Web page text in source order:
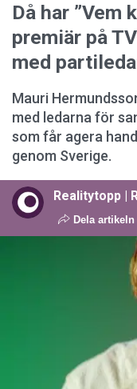
Då har ”Vem
premiär på
med
Mauri
med ledarna för
som får agera
genom Sverige.
Realitytopp |
Dela artikeln